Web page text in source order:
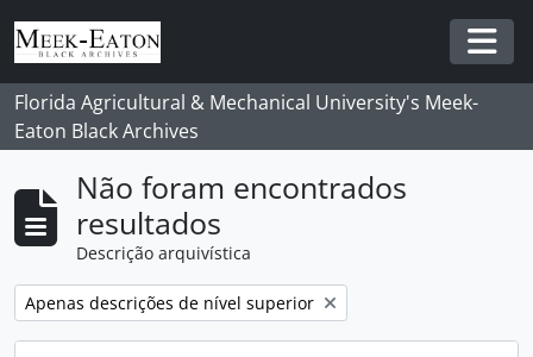
Skip to main content
Florida Agricultural & Mechanical University's Meek-
Eaton Black Archives
Não foram encontrados
resultados
Descrição arquivística
Remover filtro:
Apenas descrições de nível superior